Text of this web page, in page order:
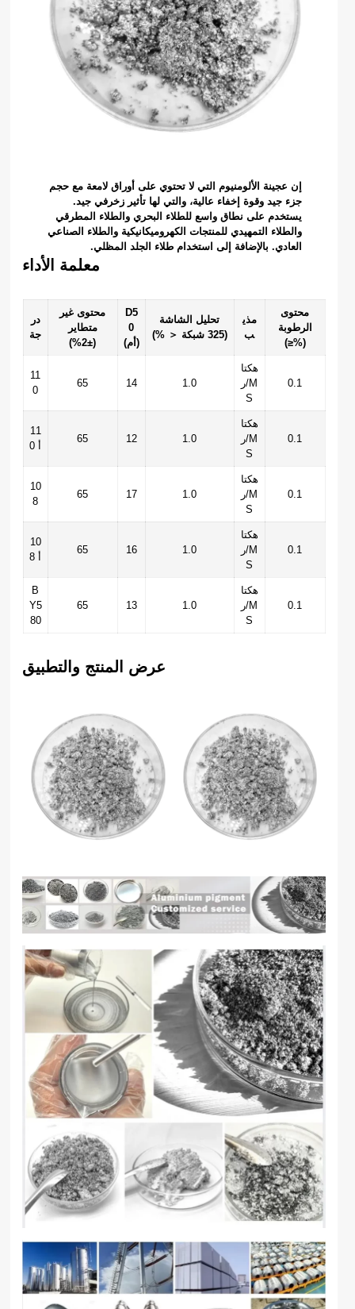
إن عجينة الألومنيوم التي لا تحتوي على أوراق لامعة مع حجم
جزء جيد وقوة إخفاء عالية، والتي لها تأثير زخرفي جيد.
يستخدم على نطاق واسع للطلاء البحري والطلاء المطرقي
والطلاء التمهيدي للمنتجات الكهروميكانيكية والطلاء الصناعي
العادي. بالإضافة إلى استخدام طلاء الجلد المظلي.
معلمة الأداء
در
جة
محتوى غير
متطاير
(±2%)
D5
0
(أم)
تحليل الشاشة
(325 شبكة ＜ %)
مذي
ب
محتوى
الرطوبة
(≥%)
11
0
65 14 1.0
هكتا
ر/M
S
0.1
11
0 أ
65 12 1.0
هكتا
ر/M
S
0.1
10
8
65 17 1.0
هكتا
ر/M
S
0.1
10
8 أ
65 16 1.0
هكتا
ر/M
S
0.1
B
Y5
80
65 13 1.0
هكتا
ر/M
S
0.1
عرض المنتج والتطبيق